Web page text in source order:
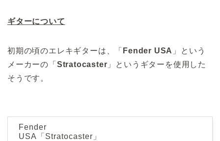
ギターについて
初期の頃のエレキギターは、「 Fender USA 」という
メーカーの「 Stratocaster 」というギターを使用した
そうです。
Fender
USA「Stratocaster」